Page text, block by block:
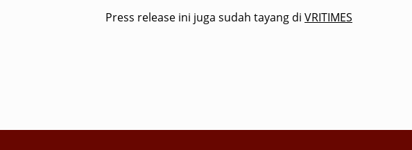
Press release ini juga sudah tayang di VRITIMES